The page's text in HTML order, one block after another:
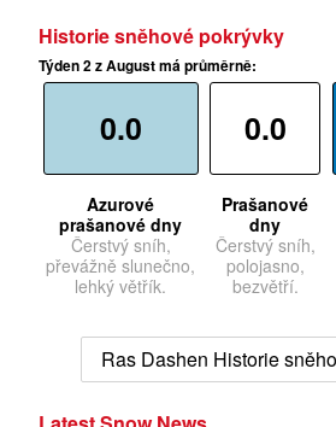
Historie sněhové pokrývky
Týden 2 z August má průměrně:
0.0
Azurové
prašanové dny
Čerstvý sníh,
převážně slunečno,
lehký větřík.
0.0
Prašanové
dny
Čerstvý sníh,
polojasno,
bezvětří.
Ras Dashen Historie